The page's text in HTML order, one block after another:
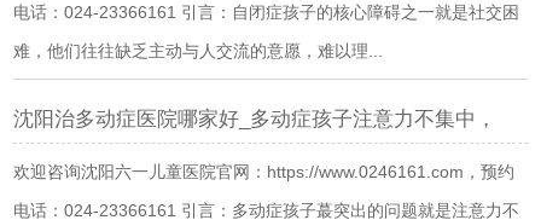
电话：024-23366161 引言：自闭症孩子的核心障碍之一就是社交困
难，他们往往缺乏主动与人交流的意愿，难以理...
沈阳治多动症医院哪家好_多动症孩子注意力不集中，
欢迎咨询沈阳六一儿童医院官网：https://www.0246161.com，预约
电话：024-23366161 引言：多动症孩子蕞突出的问题就是注意力不